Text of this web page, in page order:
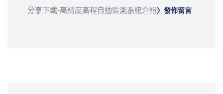
分享下載-高精度高程自動監測系統介紹〉發佈留言